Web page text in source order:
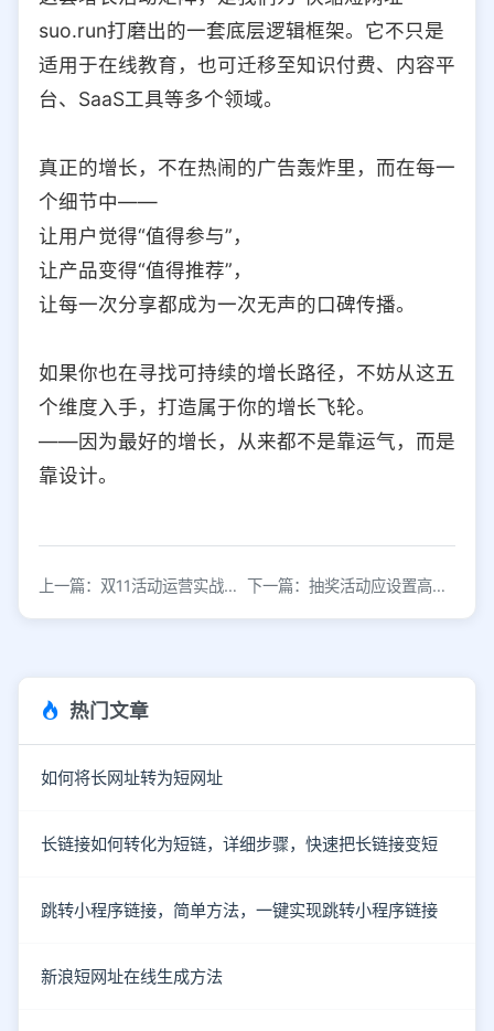
suo.run打磨出的一套底层逻辑框架。它不只是
适用于在线教育，也可迁移至知识付费、内容平
台、SaaS工具等多个领域。
真正的增长，不在热闹的广告轰炸里，而在每一
个细节中——
让用户觉得“值得参与”，
让产品变得“值得推荐”，
让每一次分享都成为一次无声的口碑传播。
如果你也在寻找可持续的增长路径，不妨从这五
个维度入手，打造属于你的增长飞轮。
——因为最好的增长，从来都不是靠运气，而是
靠设计。
上一篇：双11活动运营实战指南 下一篇：抽奖活动应设置高发小奖品还是抽好运大奖
热门文章
如何将长网址转为短网址
长链接如何转化为短链，详细步骤，快速把长链接变短
跳转小程序链接，简单方法，一键实现跳转小程序链接
新浪短网址在线生成方法